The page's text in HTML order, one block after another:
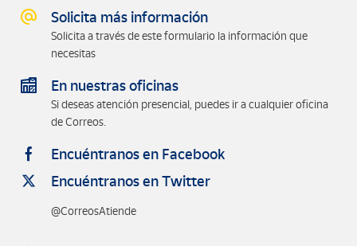
Solicita más información
Solicita a través de este formulario la información que
necesitas
En nuestras oficinas
Si deseas atención presencial, puedes ir a cualquier oficina
de Correos.
Encuéntranos en Facebook
Encuéntranos en Twitter
@CorreosAtiende